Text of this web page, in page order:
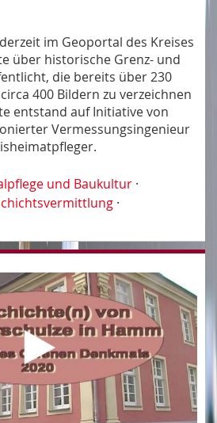
im Geoportal des Kreises
über historische Grenz- und
die bereits über 230
400 Bildern zu verzeichnen
entstand auf Initiative von
Vermessungsingenieur
und Baukultur ·
·